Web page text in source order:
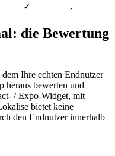
✓ ,
die Bewertung
Ihre echten Endnutzer
heraus bewerten und
/ Expo-Widget, mit
bietet keine
den Endnutzer innerhalb